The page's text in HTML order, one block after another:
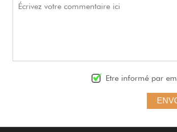
Etre informé par